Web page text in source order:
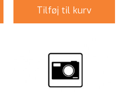
Tilføj til kurv